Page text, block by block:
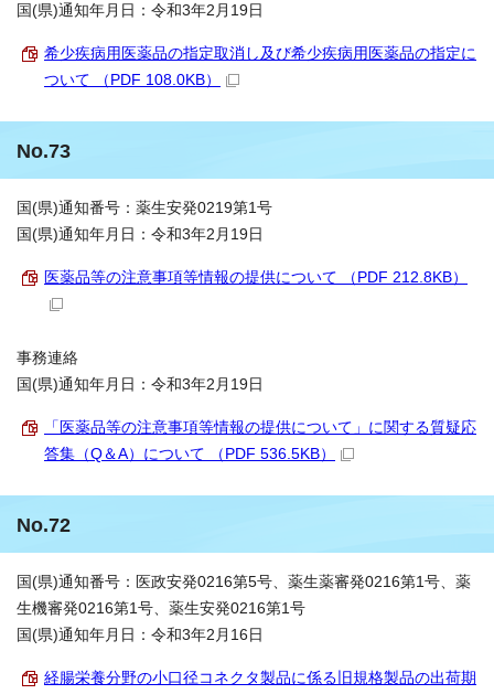
国(県)通知年月日：令和3年2月19日
希少疾病用医薬品の指定取消し及び希少疾病用医薬品の指定に
ついて （PDF 108.0KB）
No.73
国(県)通知番号：薬生安発0219第1号
国(県)通知年月日：令和3年2月19日
医薬品等の注意事項等情報の提供について （PDF 212.8KB）
事務連絡
国(県)通知年月日：令和3年2月19日
「医薬品等の注意事項等情報の提供について」に関する質疑応
答集（Q＆A）について （PDF 536.5KB）
No.72
国(県)通知番号：医政安発0216第5号、薬生薬審発0216第1号、薬
生機審発0216第1号、薬生安発0216第1号
国(県)通知年月日：令和3年2月16日
経腸栄養分野の小口径コネクタ製品に係る旧規格製品の出荷期